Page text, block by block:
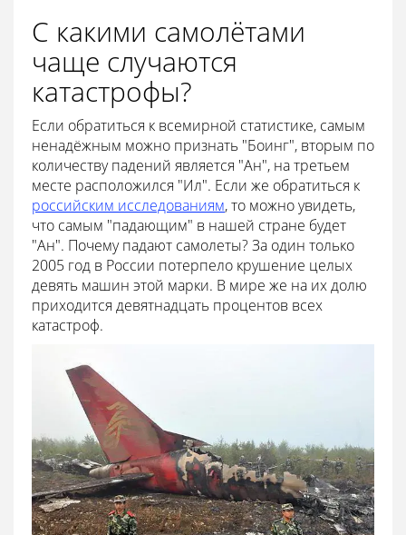
С какими самолётами
чаще случаются
катастрофы?
Если обратиться к всемирной статистике, самым
ненадёжным можно признать "Боинг", вторым по
количеству падений является "Ан", на третьем
месте расположился "Ил". Если же обратиться к
российским исследованиям, то можно увидеть,
что самым "падающим" в нашей стране будет
"Ан". Почему падают самолеты? За один только
2005 год в России потерпело крушение целых
девять машин этой марки. В мире же на их долю
приходится девятнадцать процентов всех
катастроф.